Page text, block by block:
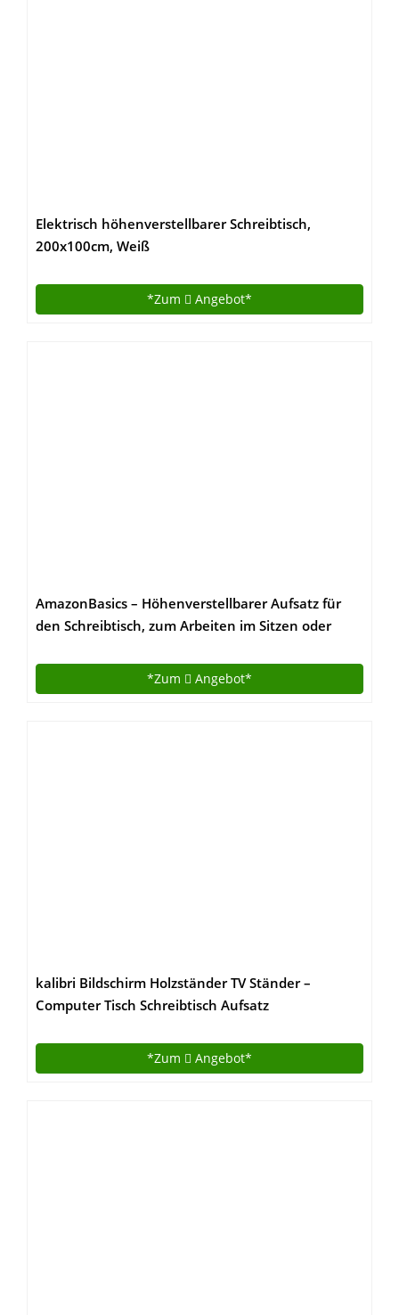
Elektrisch höhenverstellbarer Schreibtisch,
200x100cm, Weiß
*Zum Angebot*
AmazonBasics – Höhenverstellbarer Aufsatz für
den Schreibtisch, zum Arbeiten im Sitzen oder
*Zum Angebot*
kalibri Bildschirm Holzständer TV Ständer –
Computer Tisch Schreibtisch Aufsatz
Schreibtischaufsatz aus Walnussholz
*Zum Angebot*